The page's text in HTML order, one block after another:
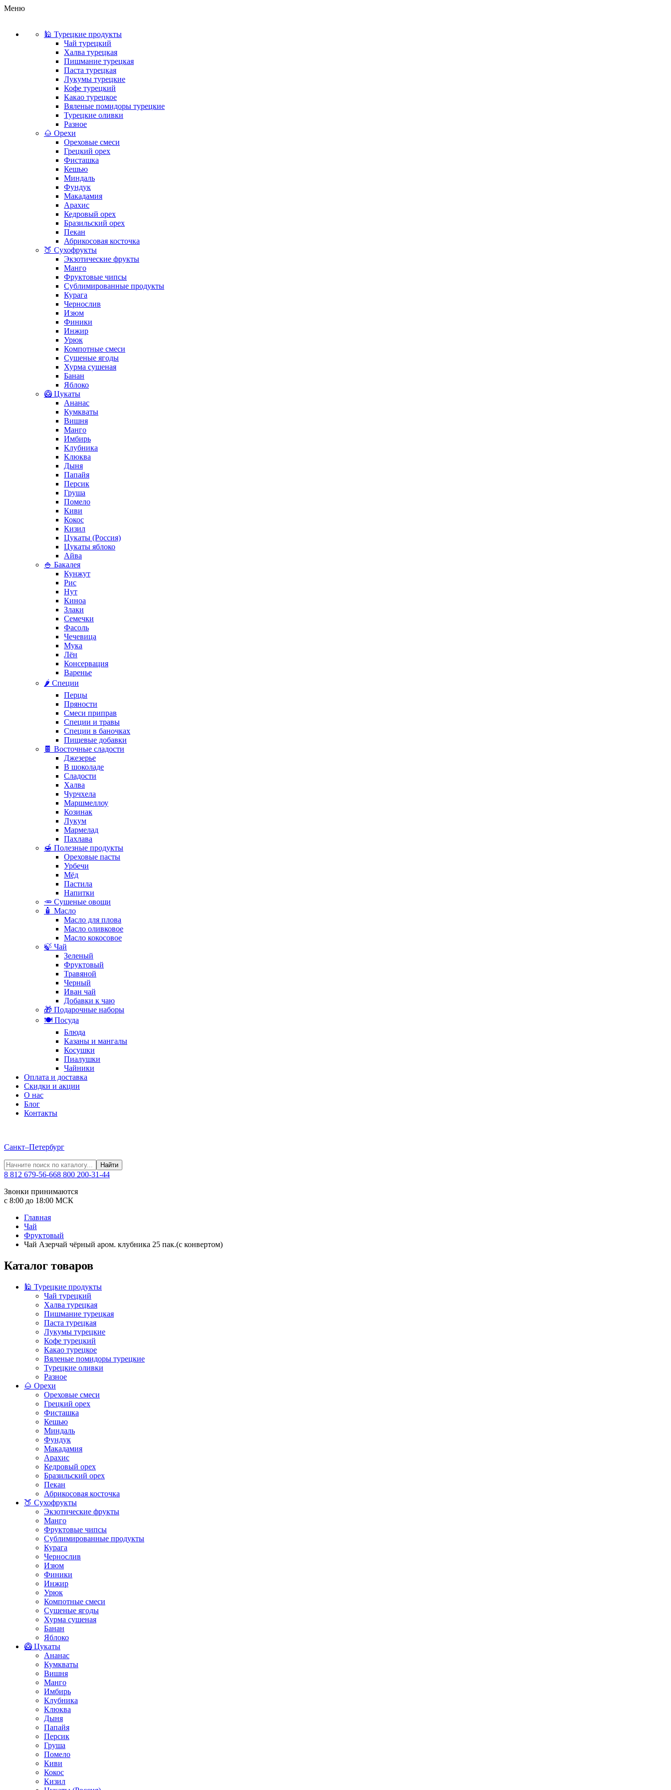
Меню
🕌 Турецкие продукты
Чай турецкий
Халва турецкая
Пишмание турецкая
Паста турецкая
Лукумы турецкие
Кофе турецкий
Какао турецкое
Вяленые помидоры турецкие
Турецкие оливки
Разное
🌰 Орехи
Ореховые смеси
Грецкий орех
Фисташка
Кешью
Миндаль
Фундук
Макадамия
Арахис
Кедровый орех
Бразильский орех
Пекан
Абрикосовая косточка
🍑 Сухофрукты
Экзотические фрукты
Манго
Фруктовые чипсы
Сублимированные продукты
Курага
Чернослив
Изюм
Финики
Инжир
Урюк
Компотные смеси
Сушеные ягоды
Хурма сушеная
Банан
Яблоко
🥝 Цукаты
Ананас
Кумкваты
Вишня
Манго
Имбирь
Клубника
Клюква
Дыня
Папайя
Персик
Груша
Помело
Киви
Кокос
Кизил
Цукаты (Россия)
Цукаты яблоко
Айва
🍚 Бакалея
Кунжут
Рис
Нут
Киноа
Злаки
Семечки
Фасоль
Чечевица
Мука
Лён
Консервация
Варенье
🌶️ Специи
Перцы
Пряности
Смеси приправ
Специи и травы
Специи в баночках
Пищевые добавки
🍫 Восточные сладости
Джезерье
В шоколаде
Сладости
Халва
Чурчхела
Маршмеллоу
Козинак
Лукум
Мармелад
Пахлава
🍯 Полезные продукты
Ореховые пасты
Урбечи
Мёд
Пастила
Напитки
🥕 Сушеные овощи
🧴 Масло
Масло для плова
Масло оливковое
Масло кокосовое
🍃 Чай
Зеленый
Фруктовый
Травяной
Черный
Иван чай
Добавки к чаю
🎁 Подарочные наборы
🍽️ Посуда
Блюда
Казаны и мангалы
Косушки
Пиалушки
Чайники
Оплата и доставка
Скидки и акции
О нас
Блог
Контакты
Санкт–Петербург
Найти
8 812 679-56-668 800 200-31-44
Звонки принимаются
с 8:00 до 18:00 МСК
Главная
Чай
Фруктовый
Чай Азерчай чёрный аром. клубника 25 пак.(с конвертом)
Каталог товаров
🕌 Турецкие продукты
Чай турецкий
Халва турецкая
Пишмание турецкая
Паста турецкая
Лукумы турецкие
Кофе турецкий
Какао турецкое
Вяленые помидоры турецкие
Турецкие оливки
Разное
🌰 Орехи
Ореховые смеси
Грецкий орех
Фисташка
Кешью
Миндаль
Фундук
Макадамия
Арахис
Кедровый орех
Бразильский орех
Пекан
Абрикосовая косточка
🍑 Сухофрукты
Экзотические фрукты
Манго
Фруктовые чипсы
Сублимированные продукты
Курага
Чернослив
Изюм
Финики
Инжир
Урюк
Компотные смеси
Сушеные ягоды
Хурма сушеная
Банан
Яблоко
🥝 Цукаты
Ананас
Кумкваты
Вишня
Манго
Имбирь
Клубника
Клюква
Дыня
Папайя
Персик
Груша
Помело
Киви
Кокос
Кизил